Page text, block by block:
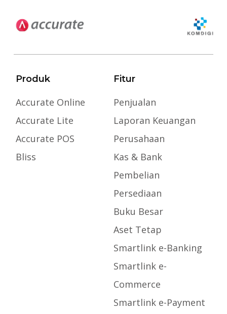
Produk
Accurate Online
Accurate Lite
Accurate POS
Bliss
Fitur
Penjualan
Laporan Keuangan
Perusahaan
Kas & Bank
Pembelian
Persediaan
Buku Besar
Aset Tetap
Smartlink e-Banking
Smartlink e-
Commerce
Smartlink e-Payment